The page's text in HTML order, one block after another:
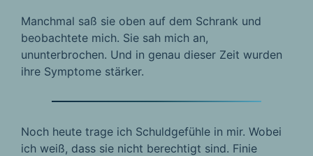
Manchmal saß sie oben auf dem Schrank und
beobachtete mich. Sie sah mich an,
ununterbrochen. Und in genau dieser Zeit wurden
ihre Symptome stärker.
Noch heute trage ich Schuldgefühle in mir. Wobei
ich weiß, dass sie nicht berechtigt sind. Finie